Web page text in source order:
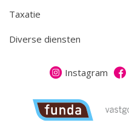
Taxatie
Diverse diensten
Instagram